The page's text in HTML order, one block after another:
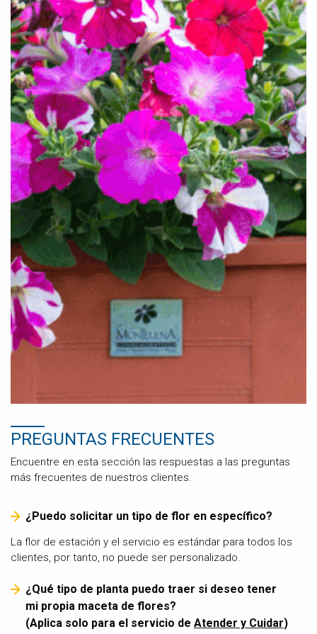
PREGUNTAS FRECUENTES
Encuentre en esta sección las respuestas a las preguntas
más frecuentes de nuestros clientes.
¿Puedo solicitar un tipo de flor en específico?
La flor de estación y el servicio es estándar para todos los
clientes, por tanto, no puede ser personalizado.
¿Qué tipo de planta puedo traer si deseo tener
mi propia maceta de flores?
(Aplica solo para el servicio de Atender y Cuidar)